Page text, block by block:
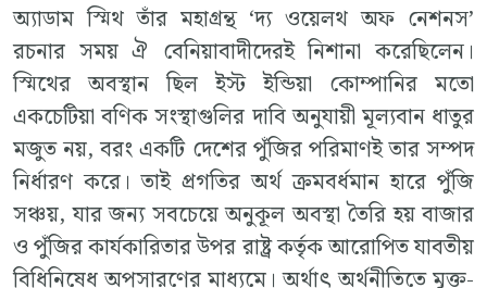
অ্যাডাম স্মিথ তাঁর মহাগ্রন্থ ‘দ্য ওয়েলথ অফ নেশনস’
রচনার সময় ঐ বেনিয়াবাদীদেরই নিশানা করেছিলেন।
স্মিথের অবস্থান ছিল ইস্ট ইন্ডিয়া কোম্পানির মতো
একচেটিয়া বণিক সংস্থাগুলির দাবি অনুযায়ী মূল্যবান ধাতুর
মজুত নয়, বরং একটি দেশের পুঁজির পরিমাণই তার সম্পদ
নির্ধারণ করে। তাই প্রগতির অর্থ ক্রমবর্ধমান হারে পুঁজি
সঞ্চয়, যার জন্য সবচেয়ে অনুকূল অবস্থা তৈরি হয় বাজার
ও পুঁজির কার্যকারিতার উপর রাষ্ট্র কর্তৃক আরোপিত যাবতীয়
বিধিনিষেধ অপসারণের মাধ্যমে। অর্থাৎ অর্থনীতিতে মুক্ত-